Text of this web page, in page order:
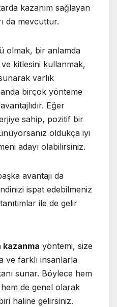
kazanım sağlayan
da mevcuttur.
olmak, bir anlamda
kitlesini kullanmak,
varlık
birçok yönteme
Eğer
sahip, pozitif bir
oldukça iyi
adayı olabilirsiniz.
avantajı da
ispat edebilmeniz
ile de gelir
kazanma yöntemi, size
ve farklı insanlarla
sunar. Böylece hem
de genel olarak
haline gelirsiniz.